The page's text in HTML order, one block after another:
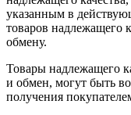
указанным в
товаров надлежащего
обмену.
Товары надлежащего
и обмен, могут быть
получения